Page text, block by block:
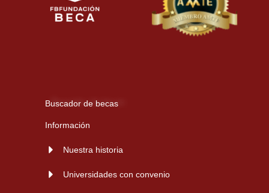
Buscador de becas
Información
Nuestra historia
Universidades con convenio